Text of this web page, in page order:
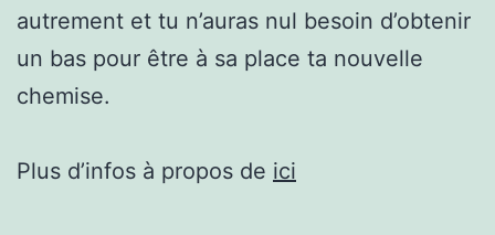
autrement et tu n’auras nul besoin d’obtenir
un bas pour être à sa place ta nouvelle
chemise.
Plus d’infos à propos de ici